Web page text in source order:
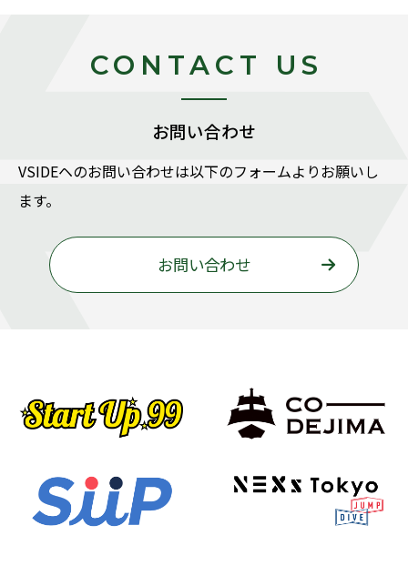
CONTACT US
お問い合わせ
VSIDEヘのお問い合わせは以下のフォームよりお願いし
ます。
お問い合わせ